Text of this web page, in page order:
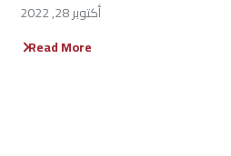
أكتوبر 28, 2022
Read More